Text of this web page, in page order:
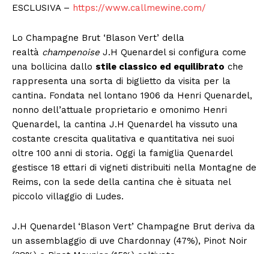
ESCLUSIVA – https://www.callmewine.com/
Lo Champagne Brut ‘Blason Vert’ della
realtà champenoise J.H Quenardel si configura come
una bollicina dallo stile classico ed equilibrato che
rappresenta una sorta di biglietto da visita per la
cantina. Fondata nel lontano 1906 da Henri Quenardel,
nonno dell’attuale proprietario e omonimo Henri
Quenardel, la cantina J.H Quenardel ha vissuto una
costante crescita qualitativa e quantitativa nei suoi
oltre 100 anni di storia. Oggi la famiglia Quenardel
gestisce 18 ettari di vigneti distribuiti nella Montagne de
Reims, con la sede della cantina che è situata nel
piccolo villaggio di Ludes.
J.H Quenardel ‘Blason Vert’ Champagne Brut deriva da
un assemblaggio di uve Chardonnay (47%), Pinot Noir